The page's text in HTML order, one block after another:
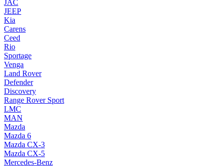
JAC
JEEP
Kia
Carens
Ceed
Rio
Sportage
Venga
Land Rover
Defender
Discovery
Range Rover Sport
LMC
MAN
Mazda
Mazda 6
Mazda CX-3
Mazda CX-5
Mercedes-Benz